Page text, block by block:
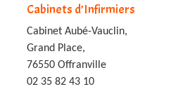
Cabinets d’Infirmiers
Cabinet Aubé-Vauclin,
Grand Place,
76550 Offranville
02 35 82 43 10